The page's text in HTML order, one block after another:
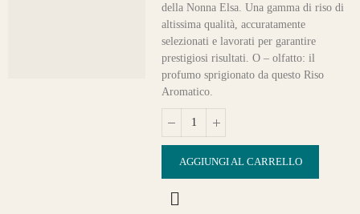
della Nonna Elsa. Una gamma di riso di
altissima qualità, accuratamente
selezionati e lavorati per garantire
prestigiosi risultati. O – olfatto: il
profumo sprigionato da questo Riso
Aromatico.
AGGIUNGI AL CARRELLO